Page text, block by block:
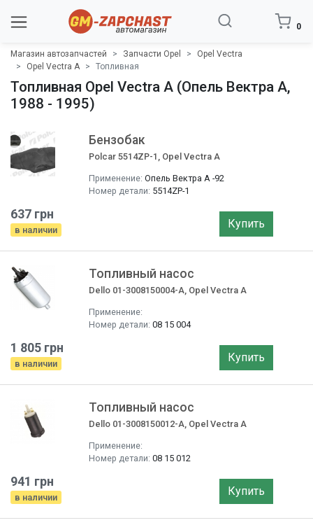
0
Магазин автозапчастей Запчасти Opel
Opel Vectra
Opel Vectra A
Топливная
Топливная Opel Vectra A (Опель Вектра A,
1988 - 1995)
Бензобак
Polcar 5514ZP-1, Opel Vectra A
Применение: Опель Вектра A -92
Номер детали: 5514ZP-1
637 грн
в наличии Купить
Топливный насос
Dello 01-3008150004-A, Opel Vectra A
Применение:
Номер детали: 08 15 004
1 805 грн
в наличии Купить
Топливный насос
Dello 01-3008150012-A, Opel Vectra A
Применение:
Номер детали: 08 15 012
941 грн
в наличии Купить